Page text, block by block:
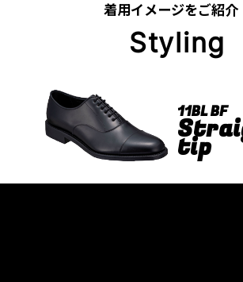
着用イメージをご紹介
Styling
11BL BF
tip